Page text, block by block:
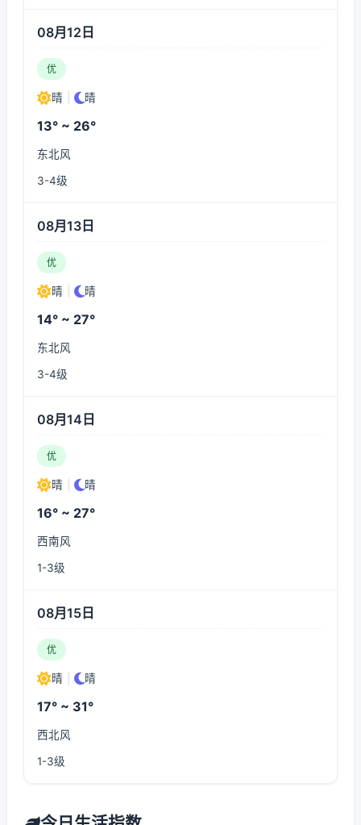
08月12日
优
晴 晴
13° ~ 26°
东北风
3-4级
08月13日
优
晴 晴
14° ~ 27°
东北风
3-4级
08月14日
优
晴 晴
16° ~ 27°
西南风
1-3级
08月15日
优
晴 晴
17° ~ 31°
西北风
1-3级